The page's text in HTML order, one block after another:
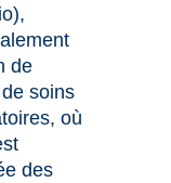
de
de soins
où
des